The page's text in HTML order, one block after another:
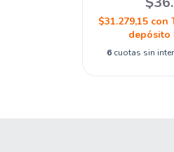
$31.279,15 con
depósito
6 cuotas sin